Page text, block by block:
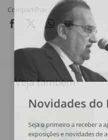
Compartilhar
Veja também
Novidades do
Seja o primeiro a receber a
exposições e novidades de